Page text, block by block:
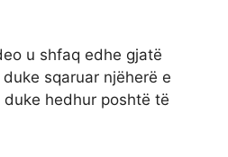
u shfaq edhe gjatë
duke sqaruar njëherë e
hedhur poshtë të